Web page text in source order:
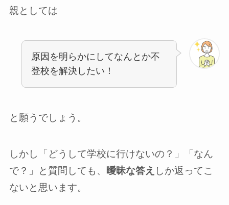
親としては
原因を明らかにしてなんとか不
登校を解決したい！
と願うでしょう。
しかし「どうして学校に行けないの？」「なん
で？」と質問しても、 曖昧な答え しか返ってこ
ないと思います。